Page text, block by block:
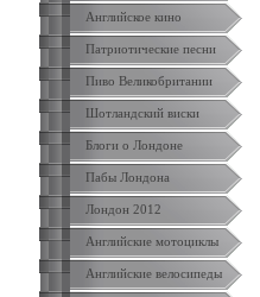
Английское кино
Патриотические песни
Пиво Великобритании
Шотландский виски
Блоги о Лондоне
Пабы Лондона
Лондон 2012
Английские мотоциклы
Английские велосипеды